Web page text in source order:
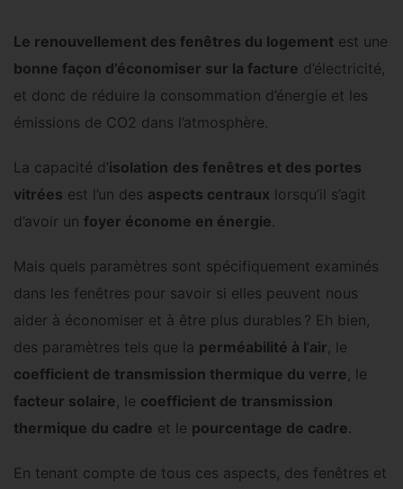
Le renouvellement des fenêtres du logement est une
bonne façon d’économiser sur la facture d’électricité,
et donc de réduire la consommation d’énergie et les
émissions de CO2 dans l’atmosphère.
La capacité d’isolation des fenêtres et des portes
vitrées est l’un des aspects centraux lorsqu’il s’agit
d’avoir un foyer économe en énergie.
Mais quels paramètres sont spécifiquement examinés
dans les fenêtres pour savoir si elles peuvent nous
aider à économiser et à être plus durables ? Eh bien,
des paramètres tels que la perméabilité à l’air , le
coefficient de transmission thermique du verre , le
facteur solaire , le coefficient de transmission
thermique du cadre et le pourcentage de cadre.
En tenant compte de tous ces aspects, des fenêtres et